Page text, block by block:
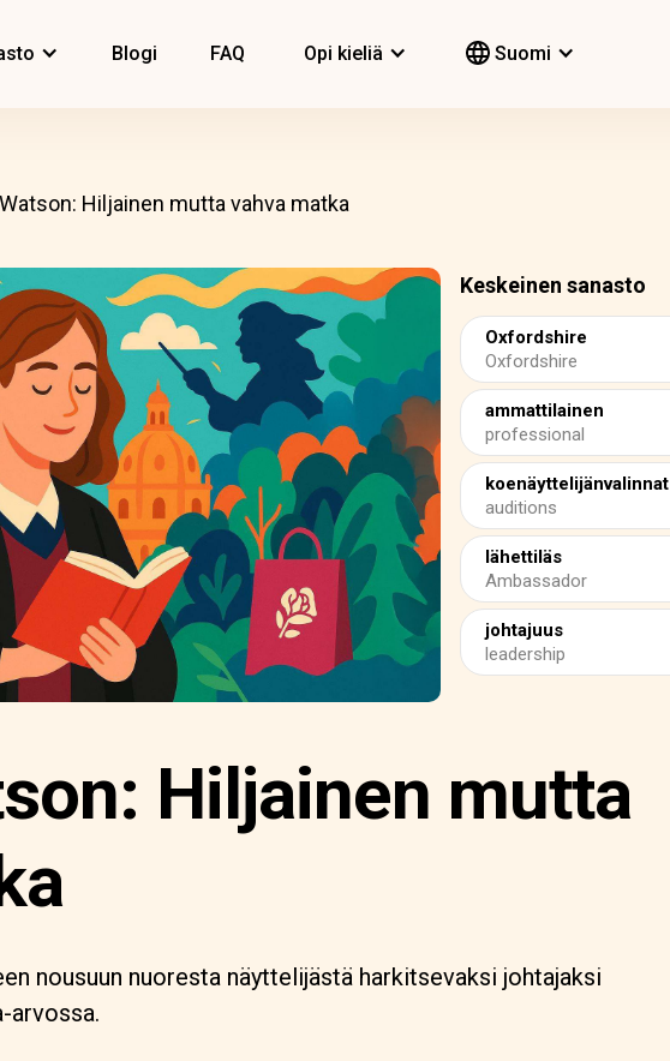
Blogi FAQ Opi kieliä Suomi
Hiljainen mutta vahva matka
Keskeinen sanasto
Oxfordshire
Oxfordshire
ammattilainen
professional
koenäyttelijänvalinnat
auditions
lähettiläs
Ambassador
johtajuus
leadership
Hiljainen mutta
nousuun nuoresta näyttelijästä harkitsevaksi johtajaksi
arvossa.